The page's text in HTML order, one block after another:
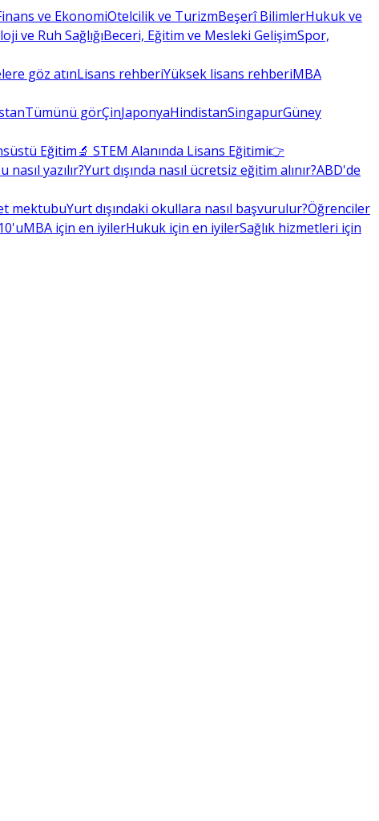
ve EkonomiOtelcilik ve TurizmBeşerî BilimlerHukuk ve
ve Ruh SağlığıBeceri, Eğitim ve Mesleki GelişimSpor,
göz atınLisans rehberiYüksek lisans rehberiMBA
Tümünü görÇinJaponyaHindistanSingapurGüney
Eğitim🔬 STEM Alanında Lisans Eğitimi👉
yazılır?Yurt dışında nasıl ücretsiz eğitim alınır?ABD'de
mektubuYurt dışındaki okullara nasıl başvurulur?Öğrenciler
MBA için en iyilerHukuk için en iyilerSağlık hizmetleri için